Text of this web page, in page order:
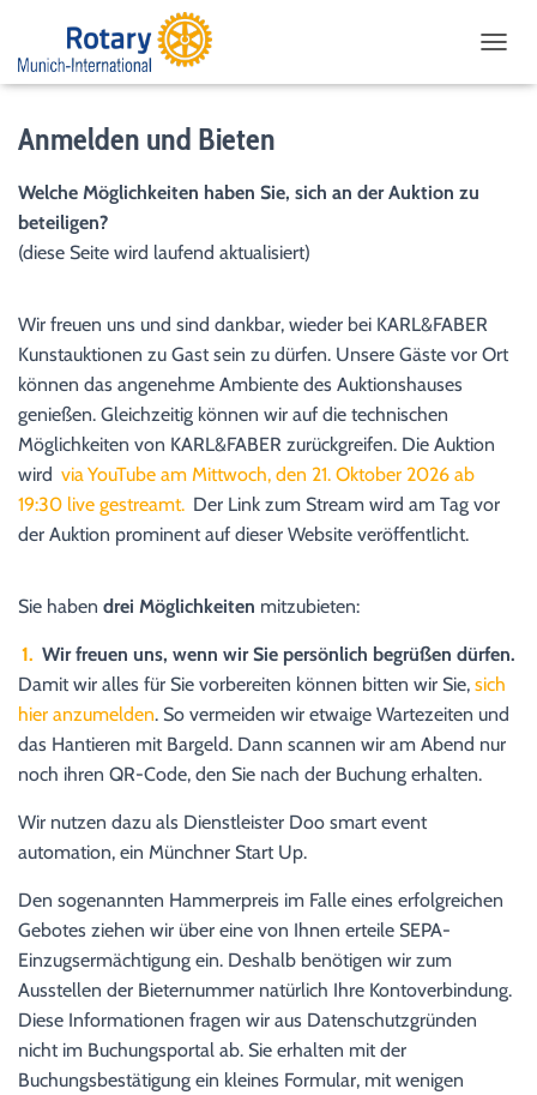
Anmelden und Bieten
Welche Möglichkeiten haben Sie, sich an der Auktion zu
beteiligen?
(diese Seite wird laufend aktualisiert)
Wir freuen uns und sind dankbar, wieder bei KARL&FABER
Kunstauktionen zu Gast sein zu dürfen. Unsere Gäste vor Ort
können das angenehme Ambiente des Auktionshauses
genießen. Gleichzeitig können wir auf die technischen
Möglichkeiten von KARL&FABER zurückgreifen. Die Auktion
wird viaYouTube am Mittwoch, den 21. Oktober 2026 ab
19:30 live gestreamt. Der Link zum Stream wird am Tag vor
der Auktion prominent auf dieser Website veröffentlicht.
Sie haben drei Möglichkeiten mitzubieten:
1. Wir freuen uns, wenn wir Sie persönlich begrüßen dürfen.
Damit wir alles für Sie vorbereiten können bitten wir Sie, sich
hier anzumelden. So vermeiden wir etwaige Wartezeiten und
das Hantieren mit Bargeld. Dann scannen wir am Abend nur
noch ihren QR-Code, den Sie nach der Buchung erhalten.
Wir nutzen dazu als Dienstleister Doo smart event
automation, ein Münchner Start Up.
Den sogenannten Hammerpreis im Falle eines erfolgreichen
Gebotes ziehen wir über eine von Ihnen erteile SEPA-
Einzugsermächtigung ein. Deshalb benötigen wir zum
Ausstellen der Bieternummer natürlich Ihre Kontoverbindung.
Diese Informationen fragen wir aus Datenschutzgründen
nicht im Buchungsportal ab. Sie erhalten mit der
Buchungsbestätigung ein kleines Formular, mit wenigen